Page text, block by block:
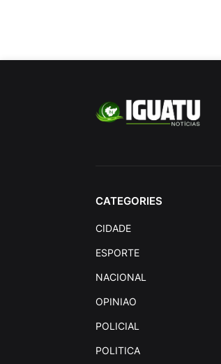
CATEGORIES
CIDADE
ESPORTE
NACIONAL
OPINIAO
POLICIAL
POLITICA